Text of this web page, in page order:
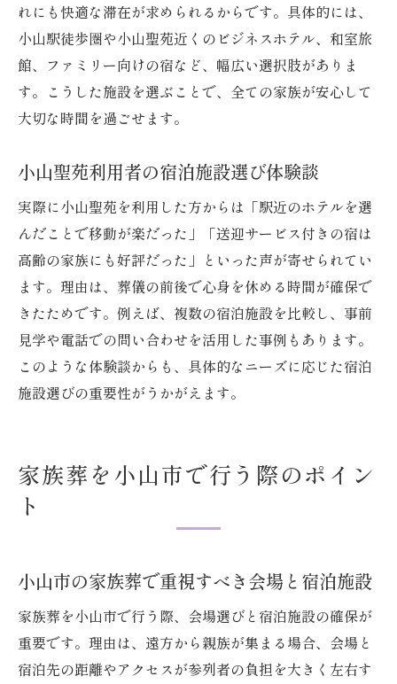
れにも快適な滞在が求められるからです。具体的には、
小山駅徒歩圏や小山聖苑近くのビジネスホテル、和室旅
館、ファミリー向けの宿など、幅広い選択肢がありま
す。こうした施設を選ぶことで、全ての家族が安心して
大切な時間を過ごせます。
小山聖苑利用者の宿泊施設選び体験談
実際に小山聖苑を利用した方からは「駅近のホテルを選
んだことで移動が楽だった」「送迎サービス付きの宿は
高齢の家族にも好評だった」といった声が寄せられてい
ます。理由は、葬儀の前後で心身を休める時間が確保で
きたためです。例えば、複数の宿泊施設を比較し、事前
見学や電話での問い合わせを活用した事例もあります。
このような体験談からも、具体的なニーズに応じた宿泊
施設選びの重要性がうかがえます。
家族葬を小山市で行う際のポイン
ト
小山市の家族葬で重視すべき会場と宿泊施設
家族葬を小山市で行う際、会場選びと宿泊施設の確保が
重要です。理由は、遠方から親族が集まる場合、会場と
宿泊先の距離やアクセスが参列者の負担を大きく左右す